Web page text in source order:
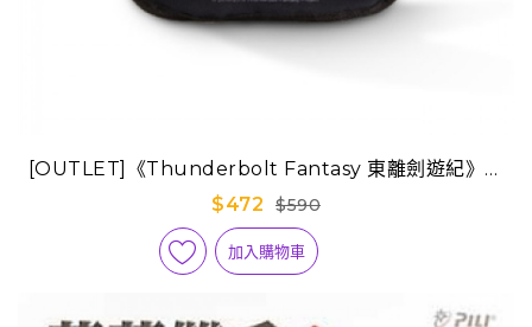
[OUTLET]《Thunderbolt Fantasy 東離劍遊紀》超
新潮包-Q萌物語
$472 $590
加入購物車